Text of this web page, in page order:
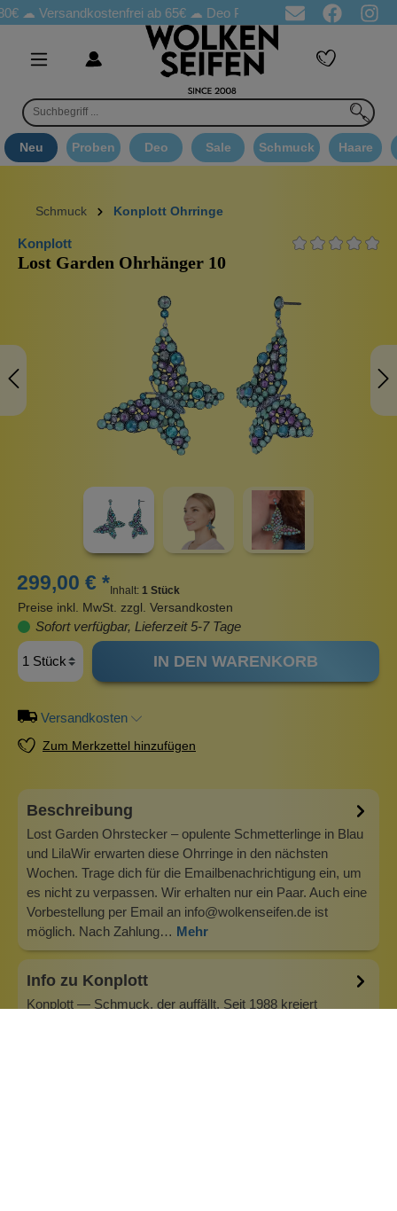
ab 65€ ☁ Deo Proben in jeder Bestellung ☁
Neu Proben Deo Sale Schmuck Haare
Schmuck Konplott Ohrringe
Konplott
Lost Garden Ohrhänger 10
299,00 € * Inhalt: 1 Stück
Preise inkl. MwSt. zzgl. Versandkosten
Sofort verfügbar, Lieferzeit 5-7 Tage
IN DEN WARENKORB
Versandkosten
Zum Merkzettel hinzufügen
Beschreibung
Lost Garden Ohrstecker – opulente Schmetterlinge in Blau
und LilaWir erwarten diese Ohrringe in den nächsten
Wochen. Trage dich für die Emailbenachrichtigung ein, um
es nicht zu verpassen. Wir erhalten nur ein Paar. Auch eine
Vorbestellung per Email an info@wolkenseifen.de ist
möglich. Nach Zahlung… Mehr
Info zu Konplott
Konplott — Schmuck, der auffällt. Seit 1988 kreiert